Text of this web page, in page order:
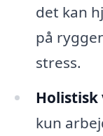
det kan
på
stress.
kun